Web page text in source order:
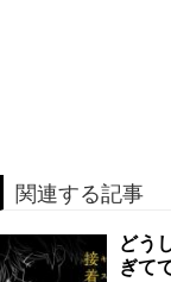
関連する記事
どう
ぎて